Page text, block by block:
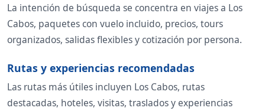
La intención de búsqueda se concentra en viajes a Los
Cabos, paquetes con vuelo incluido, precios, tours
organizados, salidas flexibles y cotización por persona.
Rutas y experiencias recomendadas
Las rutas más útiles incluyen Los Cabos, rutas
destacadas, hoteles, visitas, traslados y experiencias